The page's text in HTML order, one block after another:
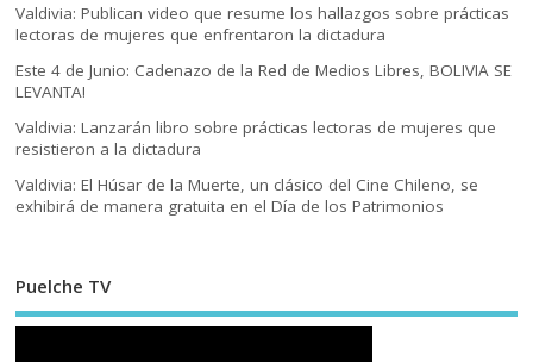
Valdivia: Publican video que resume los hallazgos sobre prácticas
lectoras de mujeres que enfrentaron la dictadura
Este 4 de Junio: Cadenazo de la Red de Medios Libres, BOLIVIA SE
LEVANTA!
Valdivia: Lanzarán libro sobre prácticas lectoras de mujeres que
resistieron a la dictadura
Valdivia: El Húsar de la Muerte, un clásico del Cine Chileno, se
exhibirá de manera gratuita en el Día de los Patrimonios
Puelche TV